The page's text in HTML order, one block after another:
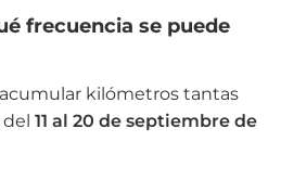
frecuencia se puede
kilómetros tantas
11 al 20 de septiembre de